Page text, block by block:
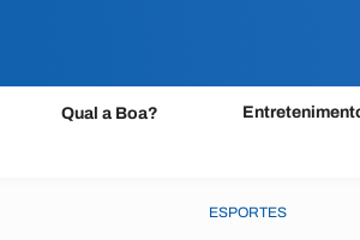
Qual a Boa?
ESPORTES